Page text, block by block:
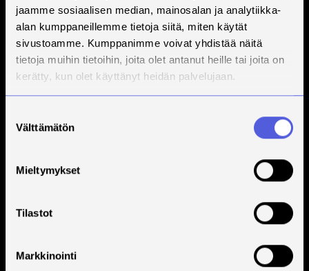
jaamme sosiaalisen median, mainosalan ja analytiikka-
alan kumppaneillemme tietoja siitä, miten käytät
sivustoamme. Kumppanimme voivat yhdistää näitä
tietoja muihin tietoihin, joita olet antanut heille tai joita on
kerätty, kun olet käyttänyt heidän palvelujaan.
valinta
Välttämätön
Mieltymykset
Tilastot
Markkinointi